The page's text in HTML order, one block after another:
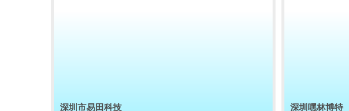
深圳市易田科技 深圳嘿林博特